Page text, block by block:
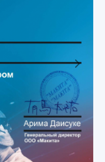
Next